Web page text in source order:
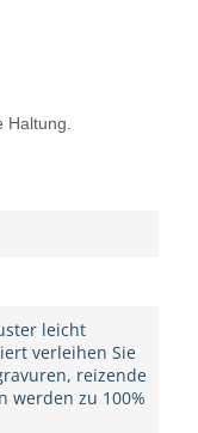
leicht
verleihen Sie
reizende
werden zu 100%